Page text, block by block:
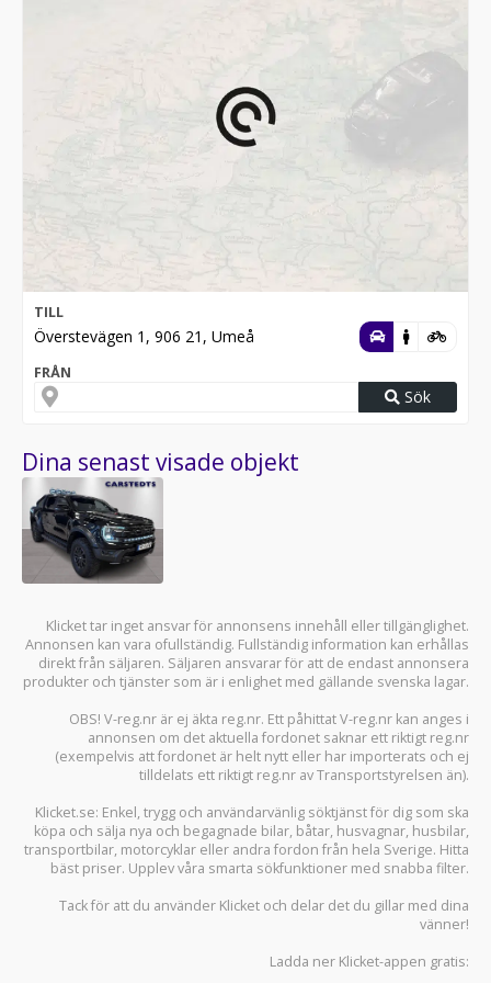
TILL
Överstevägen 1, 906 21, Umeå
FRÅN
Sök
Dina senast visade objekt
Klicket tar inget ansvar för annonsens innehåll eller tillgänglighet.
Annonsen kan vara ofullständig. Fullständig information kan erhållas
direkt från säljaren. Säljaren ansvarar för att de endast annonsera
produkter och tjänster som är i enlighet med gällande svenska lagar.
OBS! V-reg.nr är ej äkta reg.nr. Ett påhittat V-reg.nr kan anges i
annonsen om det aktuella fordonet saknar ett riktigt reg.nr
(exempelvis att fordonet är helt nytt eller har importerats och ej
tilldelats ett riktigt reg.nr av Transportstyrelsen än).
Klicket.se: Enkel, trygg och användarvänlig söktjänst för dig som ska
köpa och sälja nya och begagnade bilar, båtar, husvagnar, husbilar,
transportbilar, motorcyklar eller andra fordon från hela Sverige. Hitta
bäst priser. Upplev våra smarta sökfunktioner med snabba filter.
Tack för att du använder Klicket och delar det du gillar med dina
vänner!
Ladda ner Klicket-appen gratis: